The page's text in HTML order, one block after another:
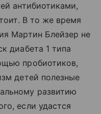
антибиотиками,
В то же время
Мартин Блейзер не
диабета 1 типа
пробиотиков,
детей полезные
развитию
если удастся